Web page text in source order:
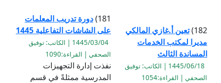
182) تعين أ.غازي المالكي
مديرا لمكتب الخدمات
المساندة الثالث
1445/06/18 | الكاتب: توفيق
الصحفي | القراءة:1054
181) دورة تدريب المعلمات
على الشاشات التفاعلية 1445
1445/03/04 | الكاتب: توفيق
الصحفي | القراءة:1090
نفذت إدارة التجهيزات
المدرسية ممثلةً في قسم